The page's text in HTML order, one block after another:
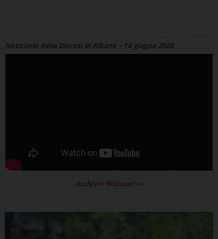
Notiziario della Diocesi di Albano – 18 giugno 2026
Archivio Notiziari >>